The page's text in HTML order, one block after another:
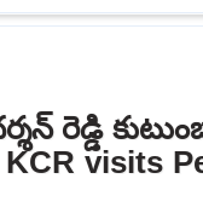
రెడ్డి
visits